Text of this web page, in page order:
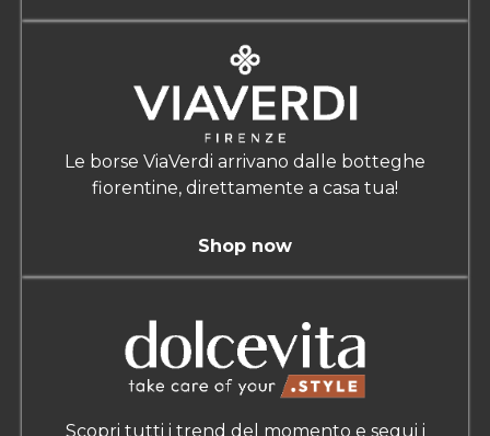
Le borse ViaVerdi arrivano dalle botteghe
fiorentine, direttamente a casa tua!
Shop now
Scopri tutti i trend del momento e segui i